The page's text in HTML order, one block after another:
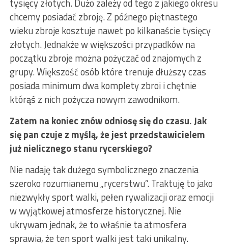
tysięcy złotych. Dużo zależy od tego z jakiego okresu
chcemy posiadać zbroję. Z późnego piętnastego
wieku zbroje kosztuje nawet po kilkanaście tysięcy
złotych. Jednakże w większości przypadków na
początku zbroje można pożyczać od znajomych z
grupy. Większość osób które trenuje dłuższy czas
posiada minimum dwa komplety zbroi i chętnie
którąś z nich pożycza nowym zawodnikom.
Zatem na koniec znów odniosę się do czasu. Jak
się pan czuje z myślą, że jest przedstawicielem
już nielicznego stanu rycerskiego?
Nie nadaję tak dużego symbolicznego znaczenia
szeroko rozumianemu „rycerstwu”. Traktuję to jako
niezwykły sport walki, pełen rywalizacji oraz emocji
w wyjątkowej atmosferze historycznej. Nie
ukrywam jednak, że to właśnie ta atmosfera
sprawia, że ten sport walki jest taki unikalny.